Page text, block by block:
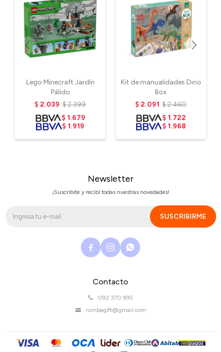
Lego Minecraft Jardín
Pálido
$ 2.039 $2.399
$ 1.679
$ 1.919
Kit de manualidades Dino
Box
$ 2.091 $2.460
$ 1.722
$ 1.968
Contacto
092 370 995
rumbagift@gmail.com
Newsletter
¡Suscribite y recibí todas nuestras novedades!
SUSCRIBIRME
  